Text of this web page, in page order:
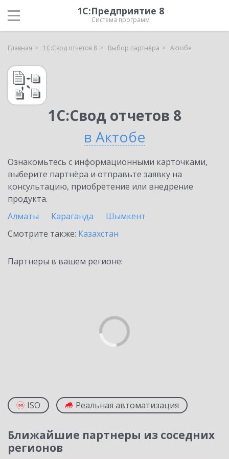
1С:Предприятие 8
Система программ
Главная 1С:Свод отчетов 8 Выбор партнёра Актобе
1С:Свод отчетов 8
в Актобе
Ознакомьтесь с информационными карточками,
выберите партнёра и отправьте заявку на
консультацию, приобретение или внедрение
продукта.
Алматы
Караганда
Шымкент
Смотрите также: Казахстан
Партнеры в вашем регионе:
ISO Реальная автоматизация
Ближайшие партнеры из соседних
регионов